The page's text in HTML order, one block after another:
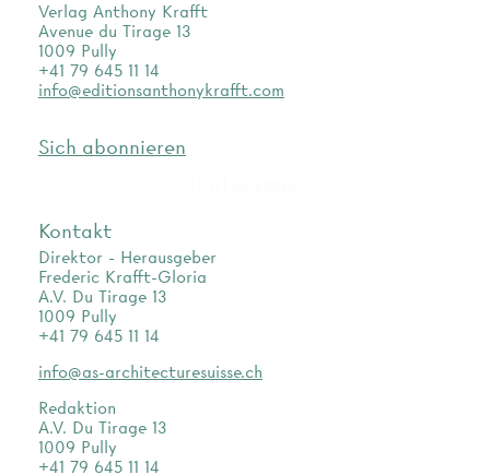
Verlag Anthony Krafft
Avenue du Tirage 13
1009 Pully
+41 79 645 11 14
info@editionsanthonykrafft.com
Sich abonnieren
Kontakt
Direktor - Herausgeber
Frederic Krafft-Gloria
A.V. Du Tirage 13
1009 Pully
+41 79 645 11 14
info@as-architecturesuisse.ch
Redaktion
A.V. Du Tirage 13
1009 Pully
+41 79 645 11 14